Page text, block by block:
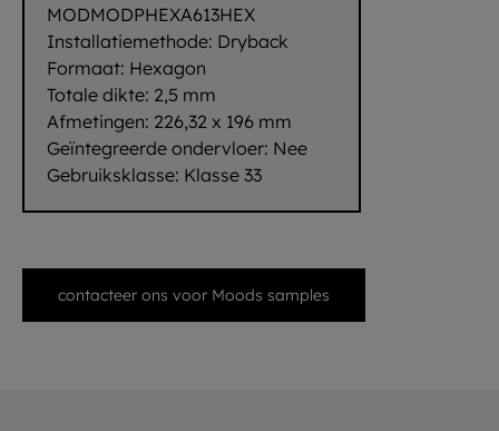
MODMODPHEXA613HEX
Installatiemethode: Dryback
Formaat: Hexagon
Totale dikte: 2,5 mm
Afmetingen: 226,32 x 196 mm
Geïntegreerde ondervloer: Nee
Gebruiksklasse: Klasse 33
contacteer ons voor Moods samples